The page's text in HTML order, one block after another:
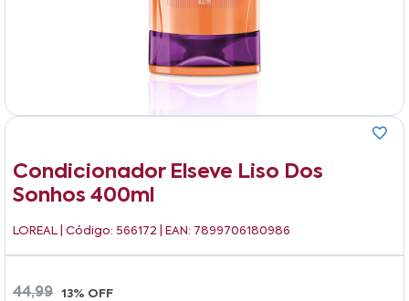
Condicionador Elseve Liso Dos
Sonhos 400ml
LOREAL | Código: 566172 | EAN: 7899706180986
44,99 13% OFF